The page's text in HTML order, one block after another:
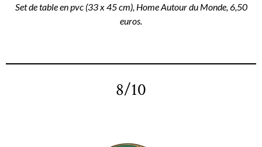
Set de table en pvc (33 x 45 cm), Home Autour du Monde, 6,50
euros.
8/10